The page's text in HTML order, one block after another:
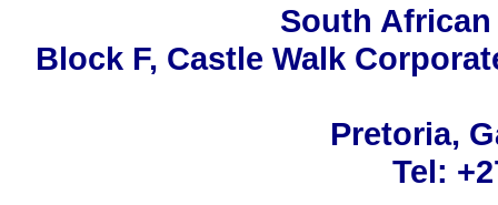
South
Block F, Castle Walk
Pretoria,
Tel: